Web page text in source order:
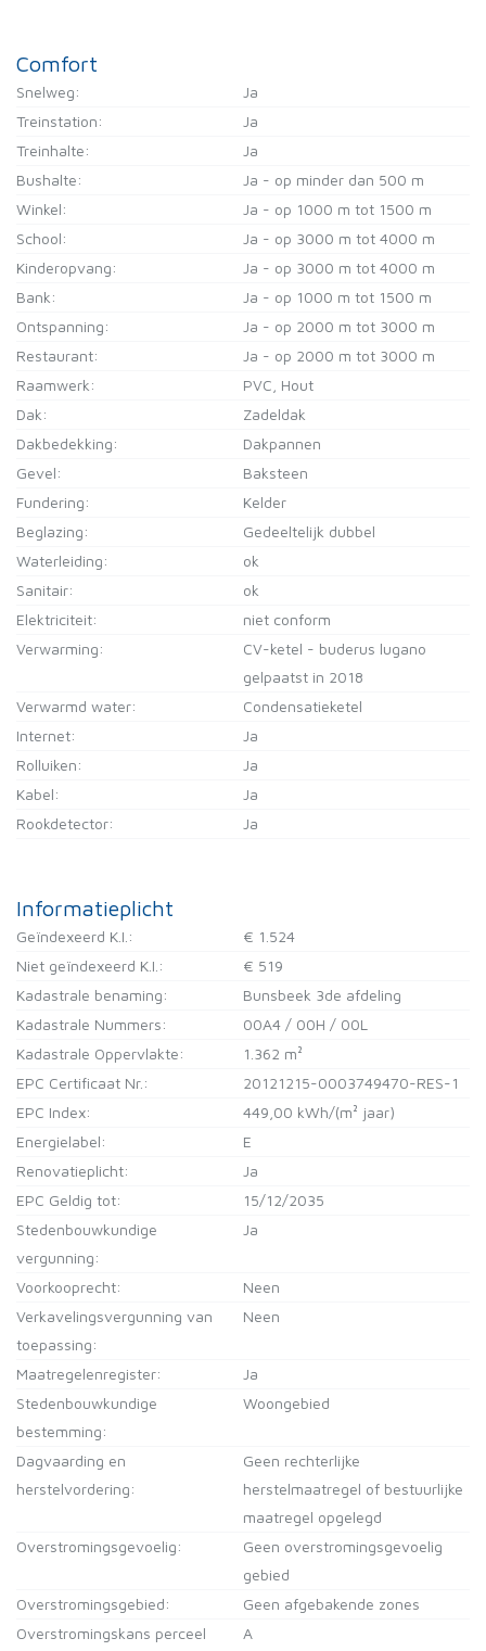
Comfort
Snelweg:
Ja
Treinstation:
Ja
Treinhalte:
Ja
Bushalte:
Ja - op minder dan 500 m
Winkel:
Ja - op 1000 m tot 1500 m
School:
Ja - op 3000 m tot 4000 m
Kinderopvang:
Ja - op 3000 m tot 4000 m
Bank:
Ja - op 1000 m tot 1500 m
Ontspanning:
Ja - op 2000 m tot 3000 m
Restaurant:
Ja - op 2000 m tot 3000 m
Raamwerk:
PVC, Hout
Dak:
Zadeldak
Dakbedekking:
Dakpannen
Gevel:
Baksteen
Fundering:
Kelder
Beglazing:
Gedeeltelijk dubbel
Waterleiding:
ok
Sanitair:
ok
Elektriciteit:
niet conform
Verwarming:
CV-ketel - buderus lugano
gelpaatst in 2018
Verwarmd water:
Condensatieketel
Internet:
Ja
Rolluiken:
Ja
Kabel:
Ja
Rookdetector:
Ja
Informatieplicht
Geïndexeerd K.I.:
€ 1.524
Niet geïndexeerd K.I.:
€ 519
Kadastrale benaming:
Bunsbeek 3de afdeling
Kadastrale Nummers:
00A4 / 00H / 00L
Kadastrale Oppervlakte:
1.362 m²
EPC Certificaat Nr.:
20121215-0003749470-RES-1
EPC Index:
449,00 kWh/(m² jaar)
Energielabel:
E
Renovatieplicht:
Ja
EPC Geldig tot:
15/12/2035
Stedenbouwkundige
vergunning:
Ja
Voorkooprecht:
Neen
Verkavelingsvergunning van
toepassing:
Neen
Maatregelenregister:
Ja
Stedenbouwkundige
bestemming:
Woongebied
Dagvaarding en
herstelvordering:
Geen rechterlijke
herstelmaatregel of bestuurlijke
maatregel opgelegd
Overstromingsgevoelig:
Geen overstromingsgevoelig
gebied
Overstromingsgebied:
Geen afgebakende zones
Overstromingskans perceel
A